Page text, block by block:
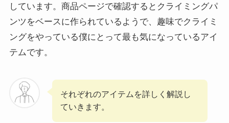
しています。商品ページで確認するとクライミングパ
ンツをベースに作られているようで、趣味でクライミ
ングをやっている僕にとって最も気になっているアイ
テムです。
それぞれのアイテムを詳しく解説し
ていきます。